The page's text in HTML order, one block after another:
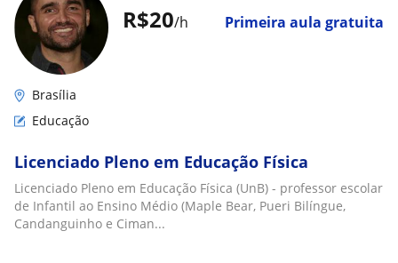
R$20/h Primeira aula gratuita
Brasília
Educação
Licenciado Pleno em Educação Física
Licenciado Pleno em Educação Física (UnB) - professor escolar
de Infantil ao Ensino Médio (Maple Bear, Pueri Bilíngue,
Candanguinho e Ciman...